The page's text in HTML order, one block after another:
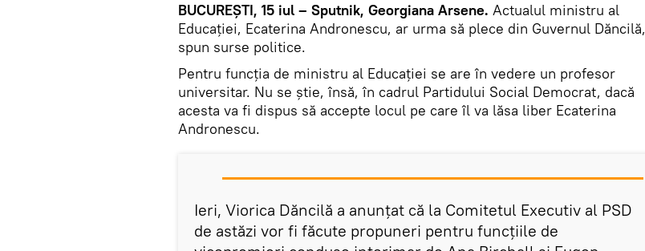
BUCUREȘTI, 15 iul – Sputnik, Georgiana Arsene. Actualul ministru al
Educației, Ecaterina Andronescu, ar urma să plece din Guvernul Dăncilă,
spun surse politice.
Pentru funcția de ministru al Educației se are în vedere un profesor
universitar. Nu se știe, însă, în cadrul Partidului Social Democrat, dacă
acesta va fi dispus să accepte locul pe care îl va lăsa liber Ecaterina
Andronescu.
Ieri, Viorica Dăncilă a anunțat că la Comitetul Executiv al PSD
de astăzi vor fi făcute propuneri pentru funcțiile de